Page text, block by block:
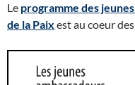
Le programme des
de la Paix est au coeur